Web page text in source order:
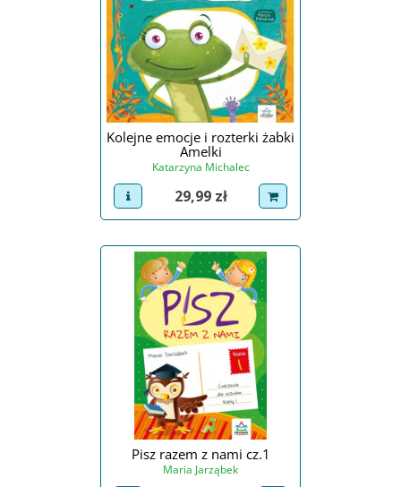
Kolejne emocje i rozterki żabki
Amelki
Katarzyna Michalec
view product
Cena
29,99 zł dodaj do koszyka
Pisz razem z nami cz.1
Maria Jarząbek